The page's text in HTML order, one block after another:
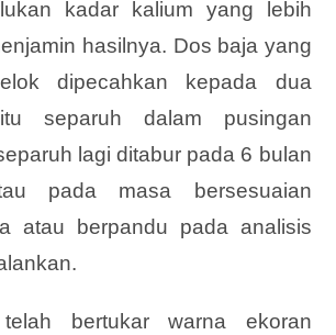
kadar kalium yang lebih
hasilnya. Dos baja yang
dipecahkan kepada dua
separuh dalam pusingan
lagi ditabur pada 6 bulan
pada masa bersesuaian
atau berpandu pada analisis
bertukar warna ekoran